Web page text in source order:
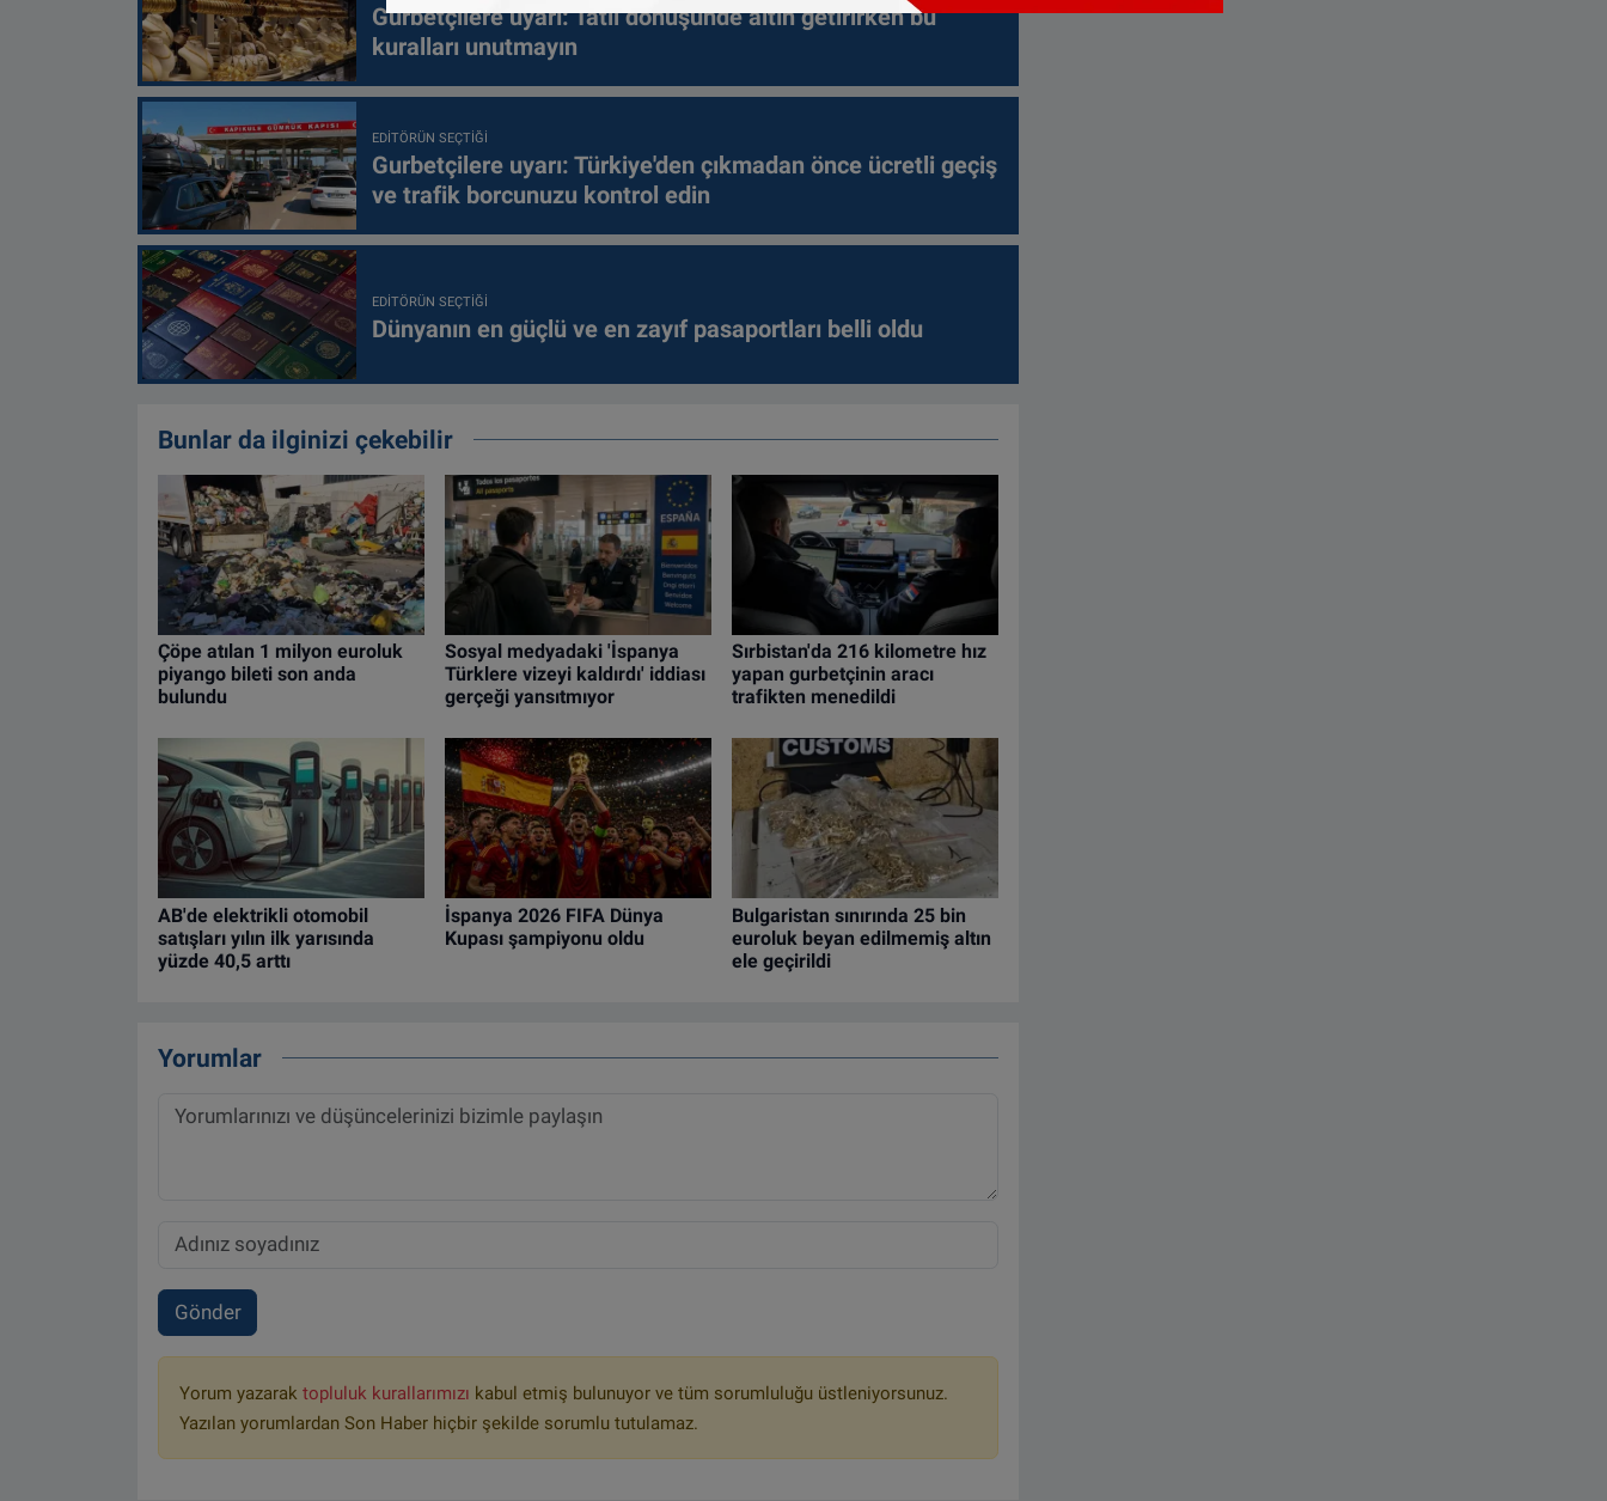
Gurbetçilere uyarı: Tatil dönüşünde altın getirirken bu
kuralları unutmayın
EDITÖRÜN SEÇTIĞI
Gurbetçilere uyarı: Türkiye'den çıkmadan önce ücretli geçiş
ve trafik borcunuzu kontrol edin
EDITÖRÜN SEÇTIĞI
Dünyanın en güçlü ve en zayıf pasaportları belli oldu
Bunlar da ilginizi çekebilir
Çöpe atılan 1 milyon euroluk
piyango bileti son anda
bulundu
Sosyal medyadaki 'İspanya
Türklere vizeyi kaldırdı' iddiası
gerçeği yansıtmıyor
Sırbistan'da 216 kilometre hız
yapan gurbetçinin aracı
trafikten menedildi
AB'de elektrikli otomobil
satışları yılın ilk yarısında
yüzde 40,5 arttı
İspanya 2026 FIFA Dünya
Kupası şampiyonu oldu
Bulgaristan sınırında 25 bin
euroluk beyan edilmemiş altın
ele geçirildi
Yorumlar
Gönder
Yorum yazarak topluluk kurallarımızı kabul etmiş bulunuyor ve tüm sorumluluğu üstleniyorsunuz.
Yazılan yorumlardan Son Haber hiçbir şekilde sorumlu tutulamaz.